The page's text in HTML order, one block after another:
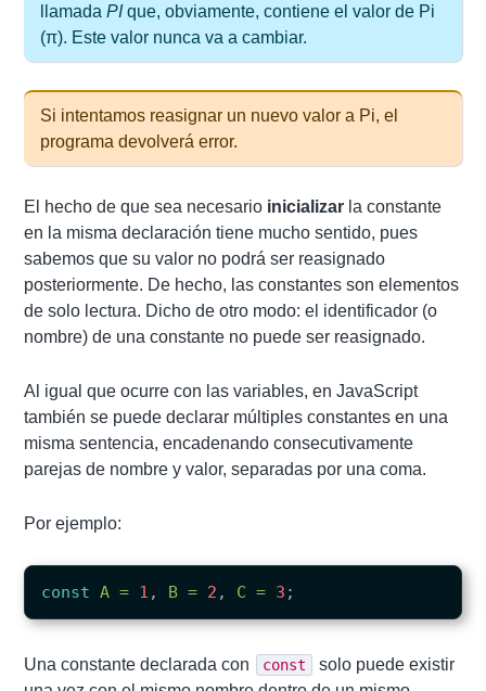
llamadaPIque, obviamente, contiene el valor de Pi
(π). Este valor nunca va a cambiar.
Si intentamos reasignar un nuevo valor a Pi, el
programa devolverá error.
El hecho de que sea necesario inicializar la constante
en la misma declaración tiene mucho sentido, pues
sabemos que su valor no podrá ser reasignado
posteriormente. De hecho, las constantes son elementos
de solo lectura. Dicho de otro modo: el identificador (o
nombre) de una constante no puede ser reasignado.
Al igual que ocurre con las variables, en JavaScript
también se puede declarar múltiples constantes en una
misma sentencia, encadenando consecutivamente
parejas de nombre y valor, separadas por una coma.
Por ejemplo:
const A = 1 , B = 2 , C = 3 ;
Una constante declarada con const
solo puede existir